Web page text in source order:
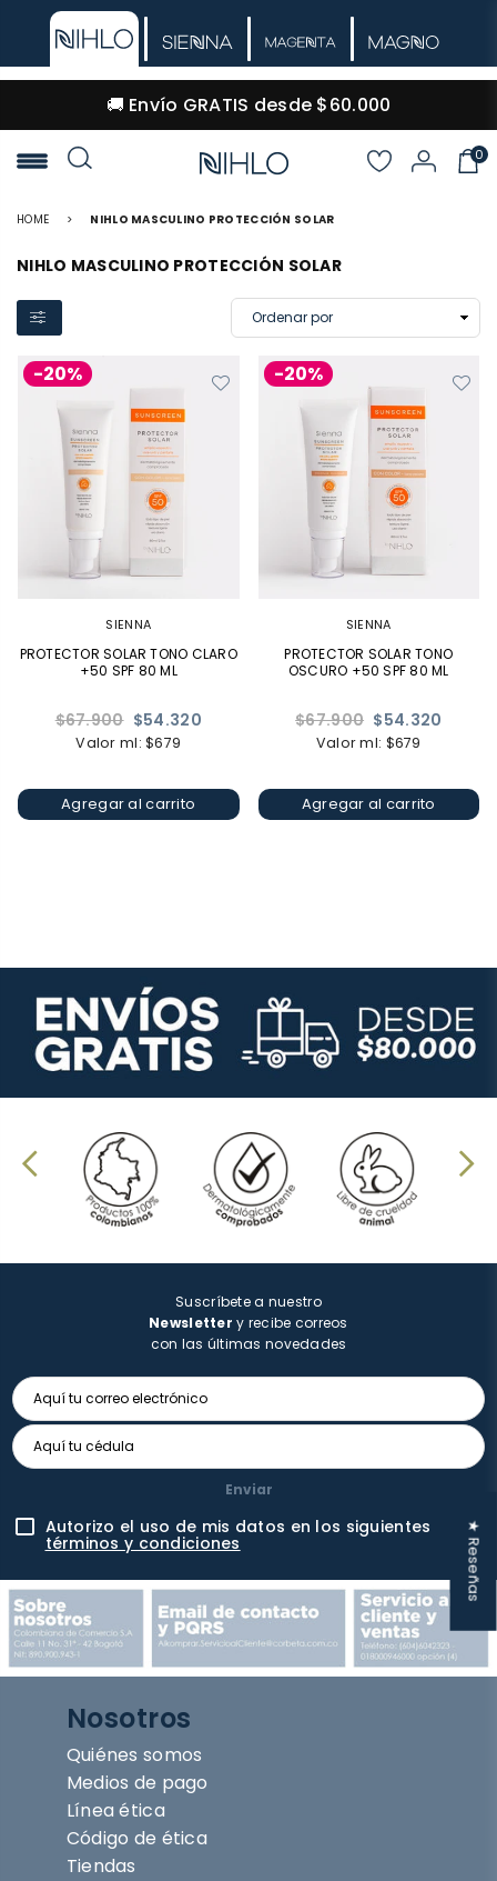
🔒 Pago 100% seguro · Envíos a todo Colombia
NIHLO
0
HOME > NIHLO MASCULINO PROTECCIÓN SOLAR
NIHLO MASCULINO PROTECCIÓN SOLAR
-20%
SIENNA
PROTECTOR SOLAR TONO CLARO
+50 SPF 80 ML
Precio
habitual
$67.900 $54.320
Valor ml: $679
Agregar al carrito
-20%
SIENNA
PROTECTOR SOLAR TONO
OSCURO +50 SPF 80 ML
Precio
habitual
$67.900 $54.320
Valor ml: $679
Agregar al carrito
Suscríbete a nuestro
Newsletter y recibe correos
con las últimas novedades
Enviar
Autorizo el uso de mis datos en los siguientes
términos y condiciones
Nosotros
Quiénes somos
Medios de pago
Línea ética
Código de ética
Tiendas
★ Reseñas